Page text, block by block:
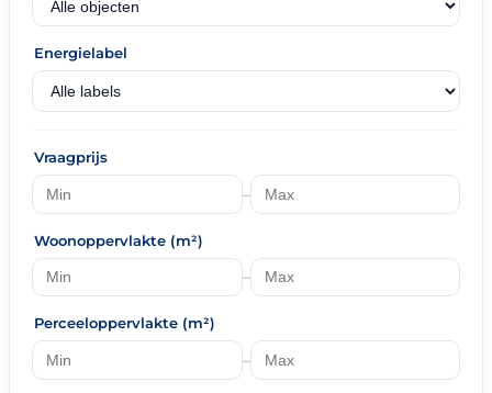
Energielabel
Vraagprijs
–
Woonoppervlakte (m²)
–
Perceeloppervlakte (m²)
–